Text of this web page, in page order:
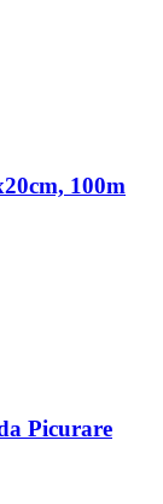
100m
Picurare